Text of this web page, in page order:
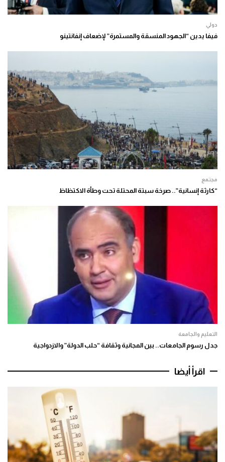
دولي
فيفا يدين “الجهود المنسقة والمستمرة” لإضعاف إنفانتينو
مجتمع
“كارثة إنسانية”.. صرخة سبتة المحتلة تحت وطأة الاكتظاظ
التعليم والجامعة
جدل رسوم الجامعات.. بين المجانية وثقافة “حلب الدولة” والازدواجية
اقرأ أيضا